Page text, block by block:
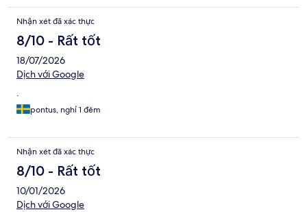
Nhận xét đã xác thực
8/10 - Rất tốt
18/07/2026
Dịch với Google
.
pontus, nghỉ 1 đêm
Nhận xét đã xác thực
8/10 - Rất tốt
10/01/2026
Dịch với Google